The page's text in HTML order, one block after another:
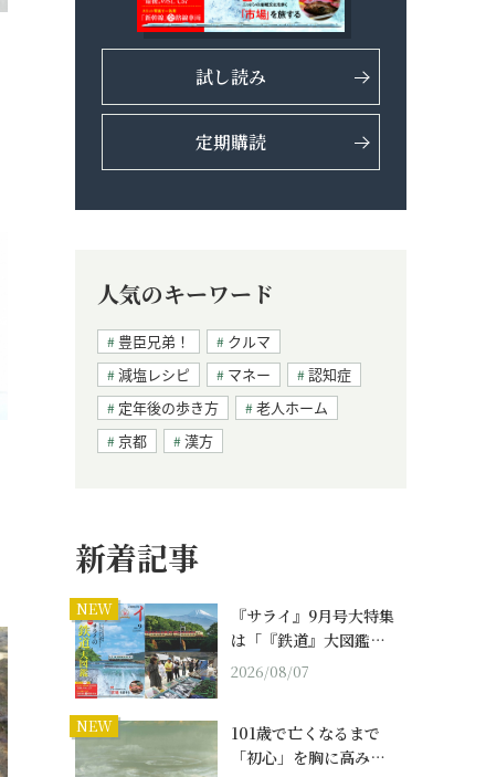
試し読み
定期購読
人気のキーワード
豊臣兄弟！
クルマ
減塩レシピ
マネー
認知症
定年後の歩き方
老人ホーム
京都
漢方
新着記事
NEW
『サライ』9月号大特集
は「『鉄道』大図鑑…
2026/08/07
NEW
101歳で亡くなるまで
「初心」を胸に高み…